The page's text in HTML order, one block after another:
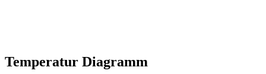
Temperatur Diagramm